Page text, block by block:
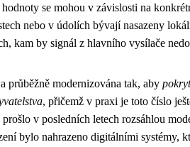
se mohou v závislosti na
nebo v údolích bývají nasazeny
kam by signál z hlavního vysílače
průběžně modernizována tak, aby
, přičemž v praxi je toto číslo
v posledních letech rozsáhlou
bylo nahrazeno digitálními systémy,